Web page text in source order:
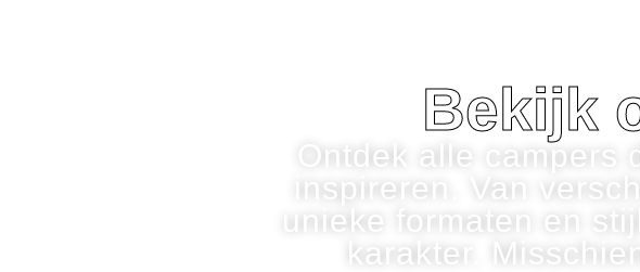
Bekijk
Ontdek alle
inspireren. Van
unieke formaten en
karakter.